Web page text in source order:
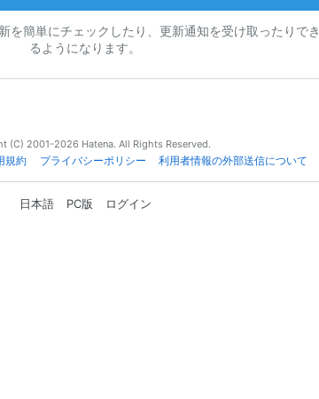
を簡単にチェックしたり、更新通知を受け取ったりでき
るようになります。
(C) 2001-2026 Hatena. All Rights Reserved.
規約 プライバシーポリシー 利用者情報の外部送信について
日本語 PC版 ログイン